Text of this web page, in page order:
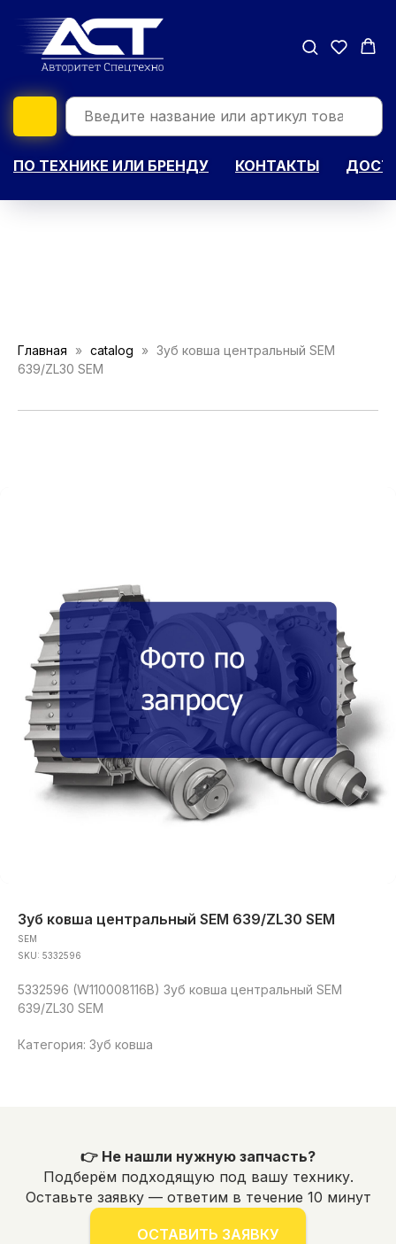
ПО ТЕХНИКЕ ИЛИ БРЕНДУ КОНТАКТЫ
Главная catalog
Зуб ковша центральный SEM
639/ZL30 SEM
Зуб ковша центральный SEM 639/ZL30 SEM
SEM
SKU: 5332596
5332596 (W110008116B) Зуб ковша центральный SEM
639/ZL30 SEM
Категория: Зуб ковша
👉 Не нашли нужную запчасть?
Подберём подходящую под вашу технику.
Оставьте заявку — ответим в течение 10 минут
ОСТАВИТЬ ЗАЯВКУ